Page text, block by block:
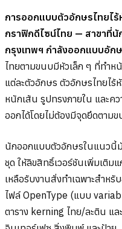
การออกแบบตัวอักษรไทยไร้
กราฟิกดีไซน์ไทย — สาขาที่
กรุงเทพฯ กำลังออกแบบอัก
ไทยตามขนบมีหัวเล็ก ๆ ที่ทำห
แต่ละตัวอักษร ตัวอักษรไทยไร้
หนักเส้น รูปทรงภายใน และค
ออกได้โดยไม่ต้องมีจุดยึดตาม
นักออกแบบตัวอักษรในแนวนี้
ชุด ให้ลิขสิทธิ์เวอร์ชันเพิ่มเติม
เหลือรับงานสั่งทำเฉพาะสำห
ไฟล์ OpenType (แบบ
ตาราง kerning ไทย/ละติน แ